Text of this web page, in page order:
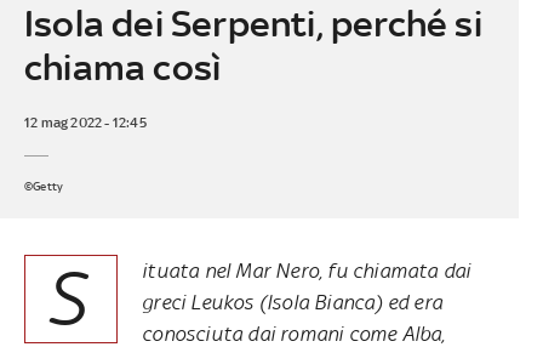
Isola dei Serpenti, perché si
chiama così
12 mag 2022 - 12:45
©Getty
S
ituata nel Mar Nero, fu chiamata dai
greci Leukos (Isola Bianca) ed era
conosciuta dai romani come Alba,